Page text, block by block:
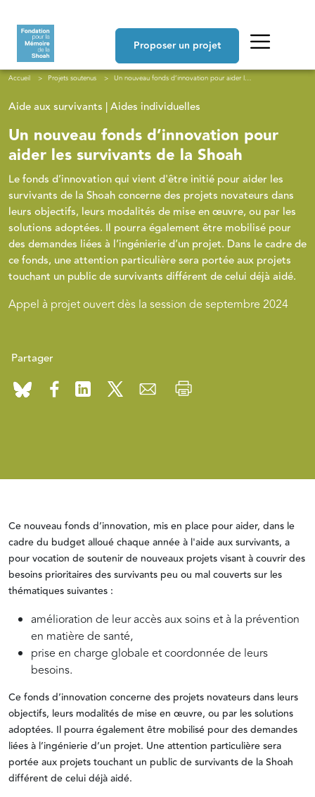
Proposer un projet
Fil d'Ariane
Accueil Projets soutenus Un nouveau fonds d’innovation pour aider les survivants de la Shoah
Aide aux survivants | Aides individuelles
Un nouveau fonds d’innovation pour
aider les survivants de la Shoah
Le fonds d’innovation qui vient d'être initié pour aider les
survivants de la Shoah concerne des projets novateurs dans
leurs objectifs, leurs modalités de mise en œuvre, ou par les
solutions adoptées. Il pourra également être mobilisé pour
des demandes liées à l’ingénierie d’un projet. Dans le cadre de
ce fonds, une attention particulière sera portée aux projets
touchant un public de survivants différent de celui déjà aidé.
Appel à projet ouvert dès la session de septembre 2024
Partager
Ce nouveau fonds d’innovation, mis en place pour aider, dans le
cadre du budget alloué chaque année à l'aide aux survivants, a
pour vocation de soutenir de nouveaux projets visant à couvrir des
besoins prioritaires des survivants peu ou mal couverts sur les
thématiques suivantes :
amélioration de leur accès aux soins et à la prévention
en matière de santé,
prise en charge globale et coordonnée de leurs
besoins.
Ce fonds d’innovation concerne des projets novateurs dans leurs
objectifs, leurs modalités de mise en œuvre, ou par les solutions
adoptées. Il pourra également être mobilisé pour des demandes
liées à l’ingénierie d’un projet. Une attention particulière sera
portée aux projets touchant un public de survivants de la Shoah
différent de celui déjà aidé.